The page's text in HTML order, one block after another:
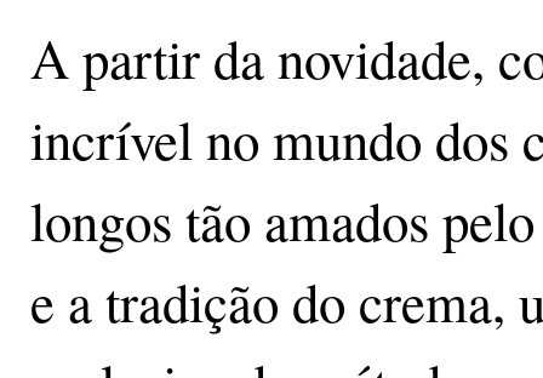
A partir da novidade,
incrível no mundo dos
longos tão amados
e a tradição do crema,